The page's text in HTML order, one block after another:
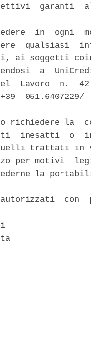
garanti
in  ogni
qualsiasi
ai soggetti
a
Lavoro  n.
richiedere la
inesatti  o
trattati in
per motivi
la
con